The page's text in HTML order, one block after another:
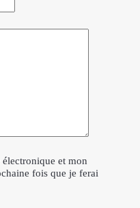
et mon
fois que je ferai